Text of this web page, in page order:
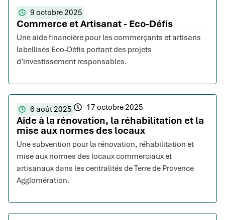
9 octobre 2025
Commerce et Artisanat - Eco-Défis
Une aide financière pour les commerçants et artisans
labellisés Eco-Défis portant des projets
d’investissement responsables.
6 août 2025 17 octobre 2025
Aide à la rénovation, la réhabilitation et la
mise aux normes des locaux
Une subvention pour la rénovation, réhabilitation et
mise aux normes des locaux commerciaux et
artisanaux dans les centralités de Terre de Provence
Agglomération.